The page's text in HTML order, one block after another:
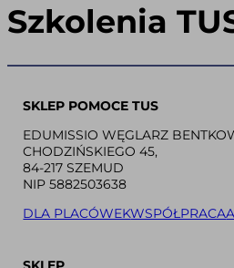
Szkolenia
SKLEP POMOCE TUS
EDUMISSIO WĘGLARZ
CHODZIŃSKIEGO 45,
84-217 SZEMUD
NIP 5882503638
DLA PLACÓWEKWSPÓŁPRACA